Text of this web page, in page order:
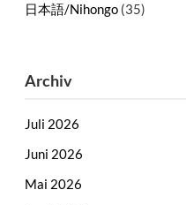
日本語/Nihongo(35)
Archiv
Juli 2026
Juni 2026
Mai 2026